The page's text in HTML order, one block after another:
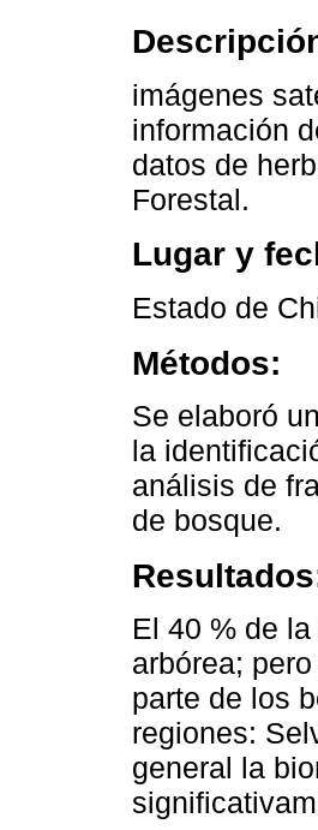
imágenes
información
datos de
Forestal.
Lugar y
Estado de
Métodos:
Se elaboró
la
análisis de
de bosque.
El 40 % de
arbórea;
parte de los
regiones:
general la